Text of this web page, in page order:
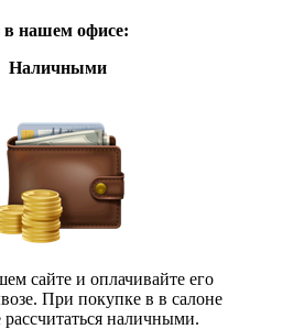
в нашем офисе:
Наличными
сайте и оплачивайте его
При покупке в в салоне
наличными.